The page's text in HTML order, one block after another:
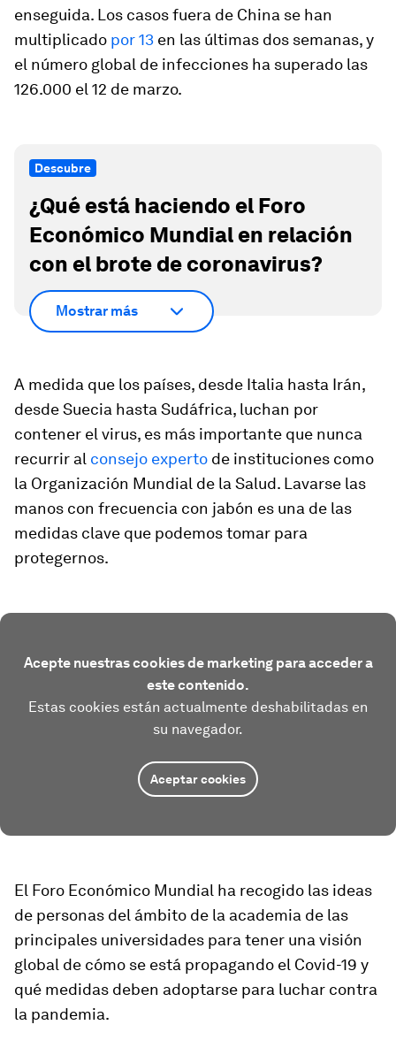
enseguida. Los casos fuera de China se han
multiplicado por 13 en las últimas dos semanas, y
el número global de infecciones ha superado las
126.000 el 12 de marzo.
Descubre
¿Qué está haciendo el Foro
Económico Mundial en relación
con el brote de coronavirus?
Mostrar más
A medida que los países, desde Italia hasta Irán,
desde Suecia hasta Sudáfrica, luchan por
contener el virus, es más importante que nunca
recurrir al consejo experto de instituciones como
la Organización Mundial de la Salud. Lavarse las
manos con frecuencia con jabón es una de las
medidas clave que podemos tomar para
protegernos.
Acepte nuestras cookies de marketing para acceder a
este contenido.
Estas cookies están actualmente deshabilitadas en
su navegador.
Aceptar cookies
El Foro Económico Mundial ha recogido las ideas
de personas del ámbito de la academia de las
principales universidades para tener una visión
global de cómo se está propagando el Covid-19 y
qué medidas deben adoptarse para luchar contra
la pandemia.